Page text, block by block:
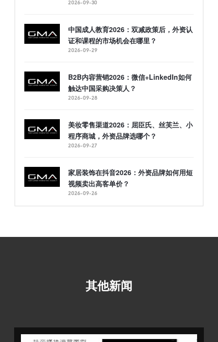
2026-09-30
中国成人教育2026：双减政策后，外资认
证和课程的市场机会在哪里？
2026-09-29
B2B内容营销2026：微信+LinkedIn如何
触达中国采购决策人？
2026-09-28
美妆零售渠道2026：屈臣氏、丝芙兰、小
程序商城，外资品牌选哪个？
2026-09-27
家居装饰在抖音2026：外资品牌如何用短
视频卖出高客单价？
2026-09-26
其他新闻